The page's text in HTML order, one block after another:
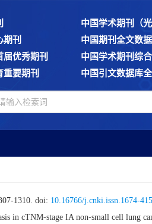
中国学术期刊（
期刊
中国期刊全文数
届优秀期刊
中国学术期刊综
要期刊
中国引文数据库
1310. doi: 10.16766/j.cnki.issn.1674-
in cTNM-stage IA non-small cell lung